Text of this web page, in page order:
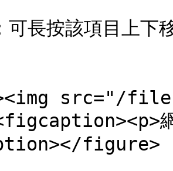
可長按該項目上下
src="/files/
網